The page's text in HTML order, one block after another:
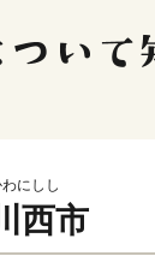
にしし
西市